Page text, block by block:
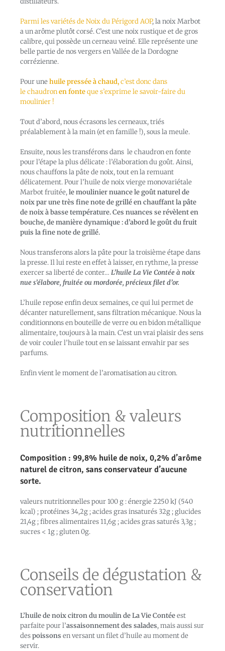
Parmi les variétésde Noix du Périgord AOP, la noix Marbot
a un arôme plutôt corsé. C’est une noix rustique et de gros
calibre, qui possède un cerneau veiné. Elle représente une
belle partie de nos vergers en Vallée de la Dordogne
corrézienne.
Pour unehuile pressée à chaud,c’est donc dans
lechaudronen fonteque s’exprime le savoir-faire du
moulinier !
Tout d’abord, nous écrasons les cerneaux, triés
préalablement à la main (et en famille !), sous la meule.
Ensuite, nous les transférons dans le chaudron en fonte
pour l’étape la plus délicate : l’élaboration du goût. Ainsi,
nous chauffons la pâte de noix, tout en la remuant
délicatement. Pour l’huile de noix vierge monovariétale
Marbot fruitée,le mouliniernuance le goût naturel de
noix par une très fine note de grillé en chauffant la pâte
de noix à basse température.Ces nuances se révèlent en
bouche, de manière dynamique : d’abord le goût du fruit
puis la fine note de grillé.
Nous transferons alors la pâte pour la troisième étape dans
la presse. Il lui reste en effet à laisser, en rythme, la presse
exercer sa liberté de conter… L’huile La Vie Contée à noix
nue s’élabore, fruitée ou mordorée, précieux filet d’or.
L’huile repose enfin deux semaines, ce qui lui permet de
décanter naturellement, sans filtration mécanique. Nous la
conditionnons en bouteille de verre ou en bidon métallique
alimentaire, toujours à la main. C’est un vrai plaisir des sens
de voir couler l’huile tout en se laissant envahir par ses
parfums.
Enfin vient le moment de l’aromatisation au citron.
Composition & valeurs
nutritionnelles
Composition : 99,8% huile de noix, 0,2% d’arôme
naturel de citron, sans conservateur d’aucune
sorte.
valeurs nutritionnelles pour 100 g : énergie 2250 kJ (540
kcal) ; protéines 34,2g ; acides gras insaturés 32g ; glucides
21,4g ; fibres alimentaires 11,6g ; acides gras saturés 3,3g ;
sucres < 1g ; gluten 0g.
Conseils de dégustation &
conservation
L’huile de noix citron du moulin de La Vie Contéeest
parfaite pour l’assaisonnement des salades, mais aussi sur
despoissons en versant un filet d’huile au moment de
servir.